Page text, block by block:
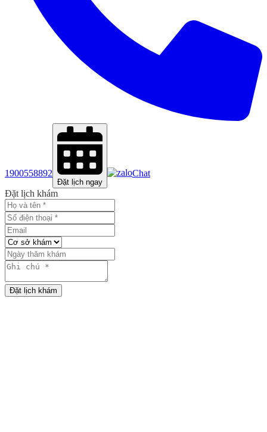
1900558892
Đặt lịch ngay
Chat
Đặt lịch khám
Đặt lịch khám